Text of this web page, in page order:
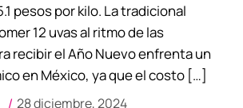
28 diciembre, 2024
pesos por kilo. La tradicional
12 uvas al ritmo de las
recibir el Año Nuevo enfrenta un
en México, ya que el costo […]